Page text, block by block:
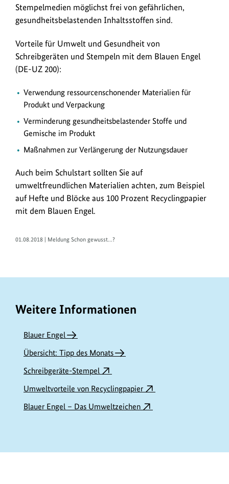
Stempelmedien möglichst frei von gefährlichen,
gesundheitsbelastenden Inhaltsstoffen sind.
Vorteile für Umwelt und Gesundheit von
Schreibgeräten und Stempeln mit dem Blauen Engel
(DE-UZ 200):
Verwendung ressourcenschonender Materialien für
Produkt und Verpackung
Verminderung gesundheitsbelastender Stoffe und
Gemische im Produkt
Maßnahmen zur Verlängerung der Nutzungsdauer
Auch beim Schulstart sollten Sie auf
umweltfreundlichen Materialien achten, zum Beispiel
auf Hefte und Blöcke aus 100 Prozent Recyclingpapier
mit dem Blauen Engel.
01.08.2018 | Meldung Schon gewusst...?
Weitere Informationen
Blauer Engel
Übersicht: Tipp des Monats
Schreibgeräte-Stempel
Umweltvorteile von Recyclingpapier
Blauer Engel – Das Umweltzeichen